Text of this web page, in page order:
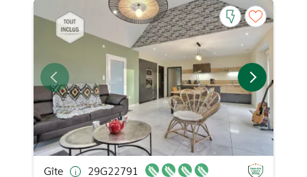
Gîte
29G22791